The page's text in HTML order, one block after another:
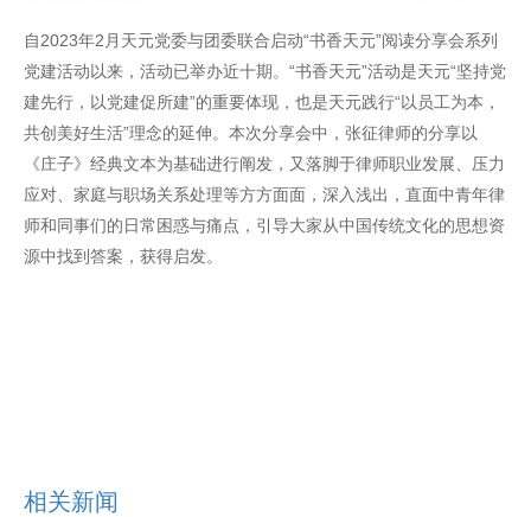
自2023年2月天元党委与团委联合启动“书香天元”阅读分享会系列
党建活动以来，活动已举办近十期。“书香天元”活动是天元“坚持党
建先行，以党建促所建”的重要体现，也是天元践行“以员工为本，
共创美好生活”理念的延伸。本次分享会中，张征律师的分享以
《庄子》经典文本为基础进行阐发，又落脚于律师职业发展、压力
应对、家庭与职场关系处理等方方面面，深入浅出，直面中青年律
师和同事们的日常困惑与痛点，引导大家从中国传统文化的思想资
源中找到答案，获得启发。
相关新闻